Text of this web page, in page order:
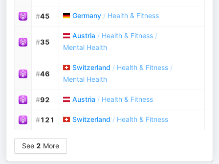
#45 Germany / Health & Fitness
#35
Austria / Health & Fitness /
Mental Health
#46
Switzerland / Health & Fitness /
Mental Health
#92 Austria / Health & Fitness
#121 Switzerland / Health & Fitness
See 2 More